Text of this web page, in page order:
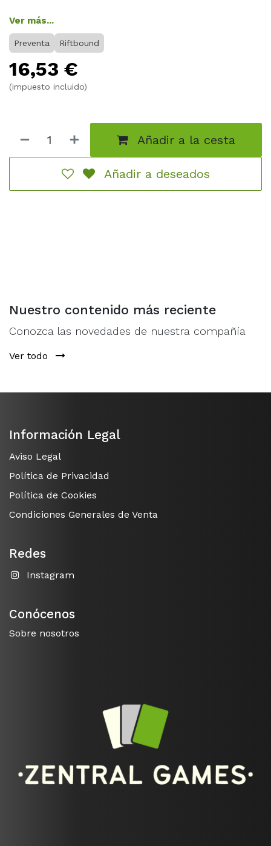
ahí fuera y demuestra de qué está hecha.
Listo para jugar– Un mazo preconstruido completo
de 56 cartas con Jinx, diseñado para una experiencia
de juego accesible y dinámica.
tanto para principiantes como para veteranos.
Extras para mantenerte en la acción– Incluye un
tapete de juego de papel a tamaño completo, un
portátiles.
Ver más...
Preventa Riftbound
16,53 €
(impuesto incluido)
Añadir a la cesta
Añadir a deseados
Nuestro contenido más reciente
Conozca las novedades de nuestra compañía
Ver todo
Información Legal
Aviso Legal
Política de Privacidad
Política de Cookies
Condiciones Generales de Venta
Redes
Instagram
Conócenos
Sobre nosotros